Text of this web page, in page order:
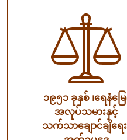
၁၉၅၁ ခုနှစ် ၊ရေနံမြ
အလုပ်သမားနှင့်
သက်သာချောင်ချိရေ